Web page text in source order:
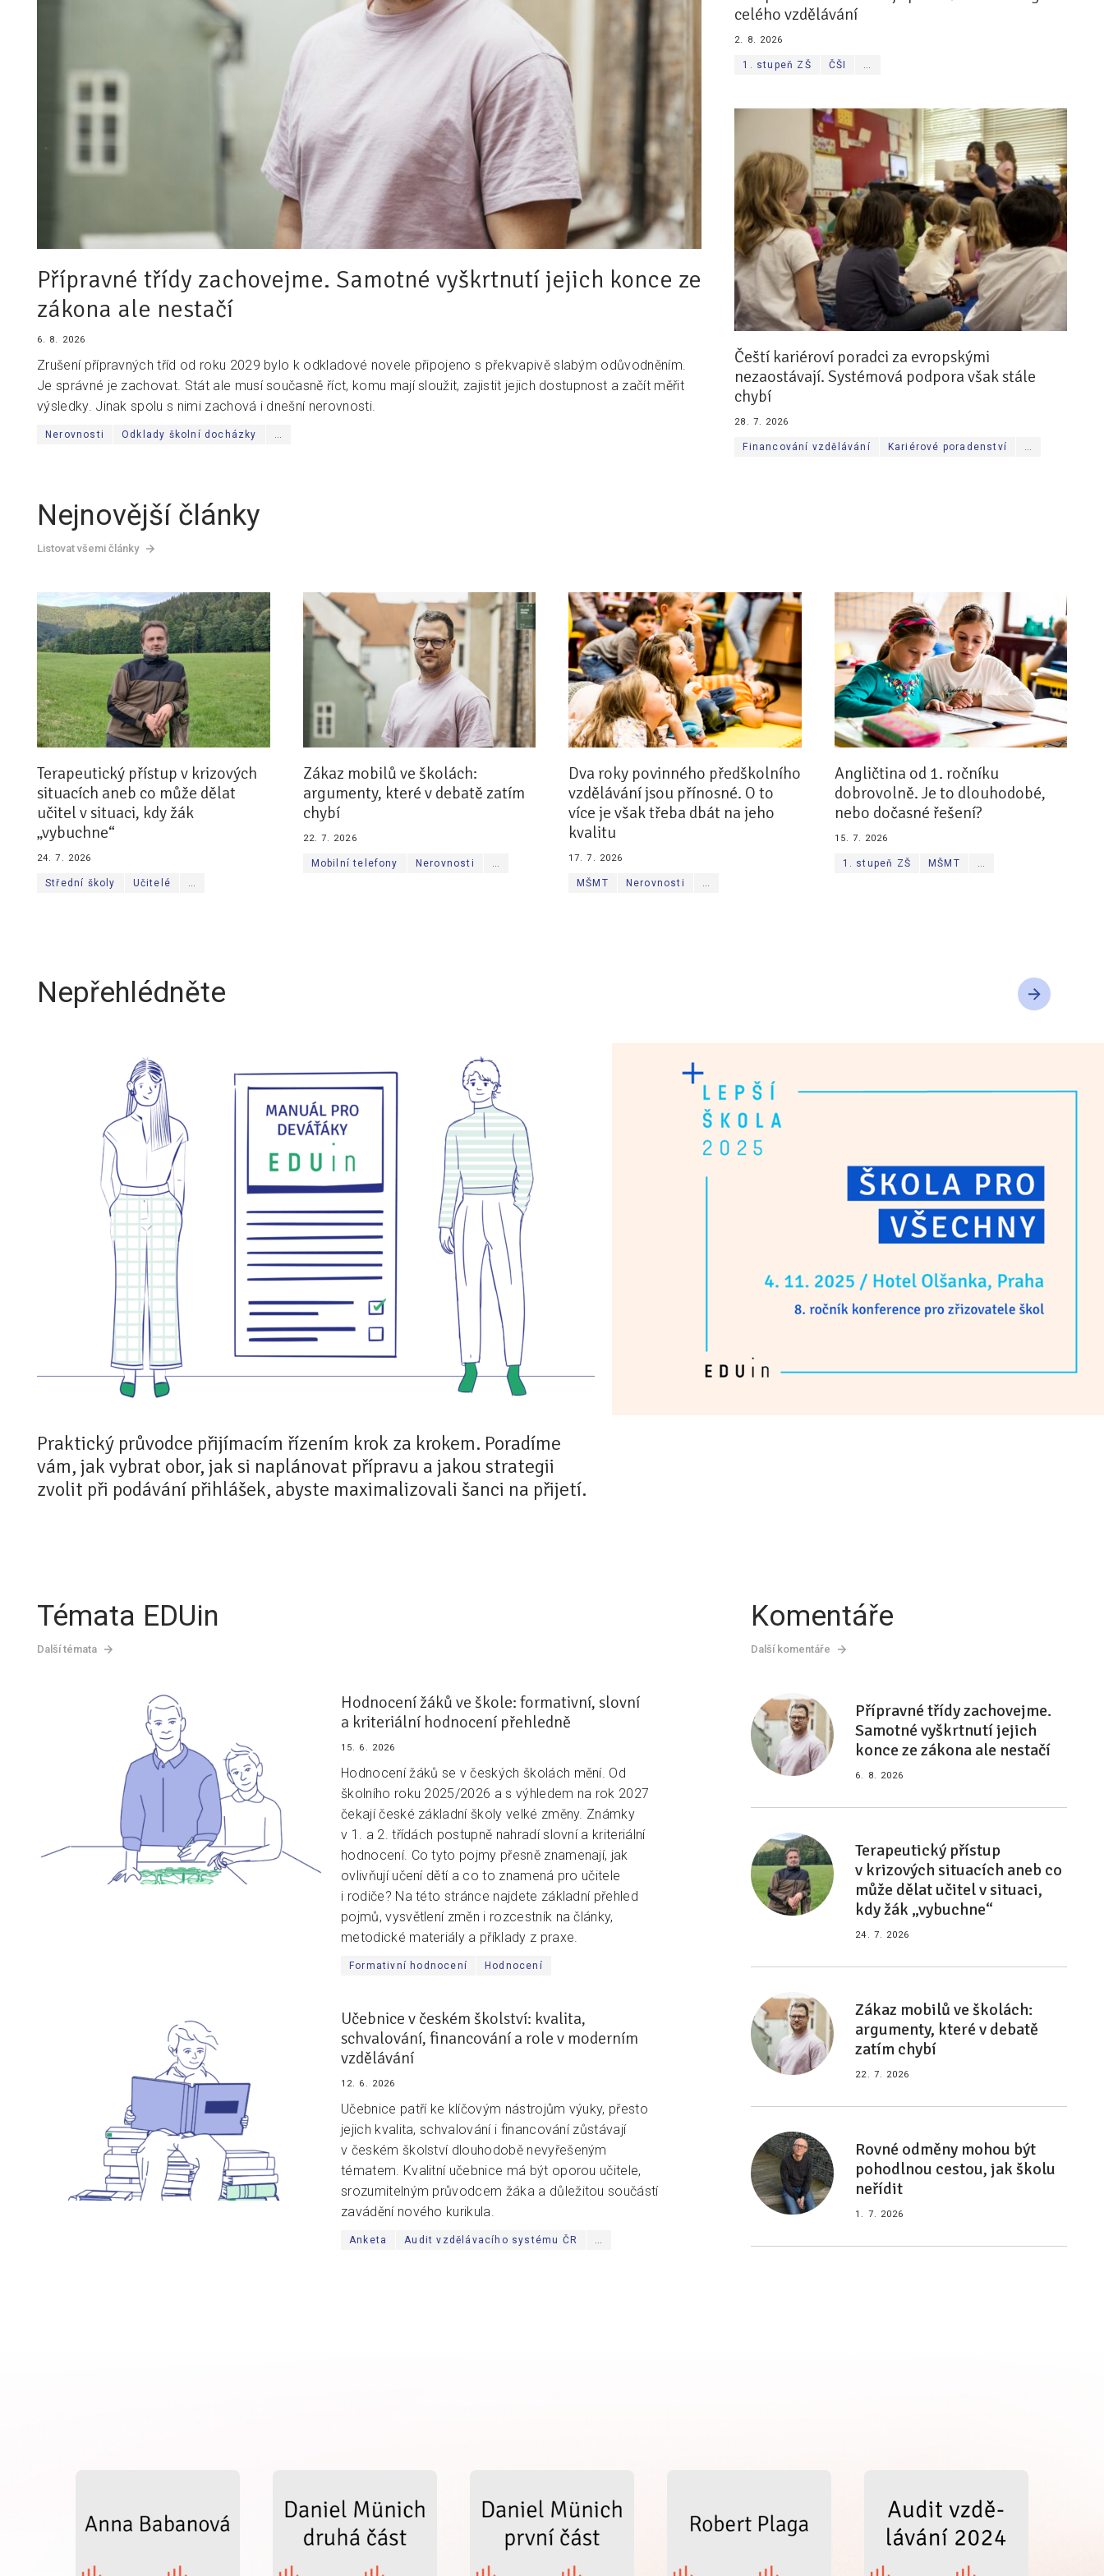
Přípravné třídy zachovejme. Samotné vyškrtnutí jejich konce ze
zákona ale nestačí
6. 8. 2026
Zrušení přípravných tříd od roku 2029 bylo k odkladové novele připojeno s překvapivě slabým odůvodněním.
Je správné je zachovat. Stát ale musí současně říct, komu mají sloužit, zajistit jejich dostupnost a začít měřit
výsledky. Jinak spolu s nimi zachová i dnešní nerovnosti.
Nerovnosti Odklady školní docházky
celého vzdělávání
2. 8. 2026
1. stupeň ZŠ ČŠI …
Čeští kariéroví poradci za evropskými
nezaostávají. Systémová podpora však stále
chybí
28. 7. 2026
Financování vzdělávání Kariérové poradenství
Nejnovější články
Listovat všemi články
Terapeutický přístup v krizových
situacích aneb co může dělat
učitel v situaci, kdy žák
„vybuchne“
24. 7. 2026
Střední školy Učitelé …
Zákaz mobilů ve školách:
argumenty, které v debatě zatím
chybí
22. 7. 2026
Mobilní telefony Nerovnosti …
Dva roky povinného předškolního
vzdělávání jsou přínosné. O to
více je však třeba dbát na jeho
kvalitu
17. 7. 2026
MŠMT Nerovnosti …
Angličtina od 1. ročníku
dobrovolně. Je to dlouhodobé,
nebo dočasné řešení?
15. 7. 2026
1. stupeň ZŠ MŠMT …
Nepřehlédněte
Praktický průvodce přijímacím řízením krok za krokem. Poradíme
vám, jak vybrat obor, jak si naplánovat přípravu a jakou strategii
zvolit při podávání přihlášek, abyste maximalizovali šanci na přijetí.
Témata EDUin
Další témata
Hodnocení žáků ve škole: formativní, slovní
a kriteriální hodnocení přehledně
15. 6. 2026
Hodnocení žáků se v českých školách mění. Od
školního roku 2025/2026 a s výhledem na rok 2027
čekají české základní školy velké změny. Známky
v 1. a 2. třídách postupně nahradí slovní a kriteriální
hodnocení. Co tyto pojmy přesně znamenají, jak
ovlivňují učení dětí a co to znamená pro učitele
i rodiče? Na této stránce najdete základní přehled
pojmů, vysvětlení změn i rozcestník na články,
metodické materiály a příklady z praxe.
Formativní hodnocení Hodnocení
Učebnice v českém školství: kvalita,
schvalování, financování a role v moderním
vzdělávání
12. 6. 2026
Učebnice patří ke klíčovým nástrojům výuky, přesto
jejich kvalita, schvalování i financování zůstávají
v českém školství dlouhodobě nevyřešeným
tématem. Kvalitní učebnice má být oporou učitele,
srozumitelným průvodcem žáka a důležitou součástí
zavádění nového kurikula.
Anketa Audit vzdělávacího systému ČR …
Komentáře
Další komentáře
Přípravné třídy zachovejme.
Samotné vyškrtnutí jejich
konce ze zákona ale nestačí
6. 8. 2026
Terapeutický přístup
v krizových situacích aneb co
může dělat učitel v situaci,
kdy žák „vybuchne“
24. 7. 2026
Zákaz mobilů ve školách:
argumenty, které v debatě
zatím chybí
22. 7. 2026
Rovné odměny mohou být
pohodlnou cestou, jak školu
neřídit
1. 7. 2026